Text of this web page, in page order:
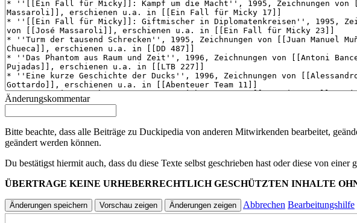
Änderungskommentar
Bitte beachte, dass alle Beiträge zu Duckipedia von anderen Mitwirkenden bearbeitet,
geändert werden können.
Du bestätigst hiermit auch, dass du diese Texte selbst geschrieben hast oder diese von
ÜBERTRAGE KEINE URHEBERRECHTLICH GESCHÜTZTEN INHALTE
Abbrechen Bearbeitungshilfe